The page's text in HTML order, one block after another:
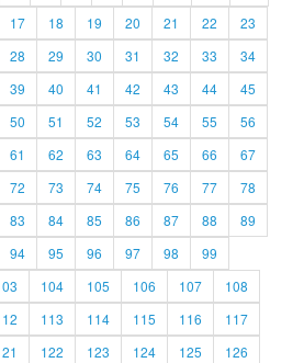
17 18 19 20 21 22
23
28 29 30 31 32 33
34
39 40 41 42 43 44
45
50 51 52 53 54 55
56
61 62 63 64 65 66
67
72 73 74 75 76 77
78
83 84 85 86 87 88
89
94 95 96 97 98
99
104 105 106 107
108
113 114 115 116
117
122 123 124 125
126